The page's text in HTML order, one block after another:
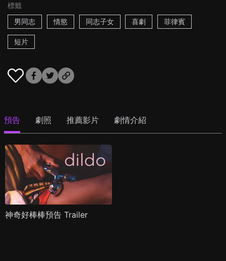
標籤
男同志
情慾 同志子女 喜劇 菲律賓
短片
預告 劇照 推薦影片 劇情介紹
神奇好棒棒預告 Trailer